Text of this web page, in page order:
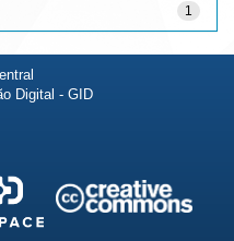
1
Digital - GID